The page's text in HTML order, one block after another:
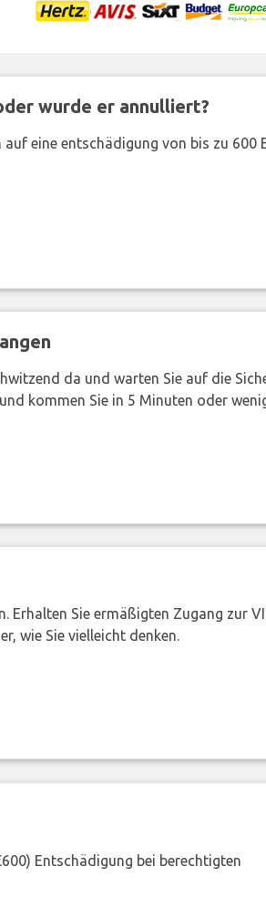
wurde er annulliert?
eine entschädigung von bis zu 600
da und warten Sie auf die
kommen Sie in 5 Minuten oder
Erhalten Sie ermäßigten Zugang zur
wie Sie vielleicht denken.
Entschädigung bei berechtigten